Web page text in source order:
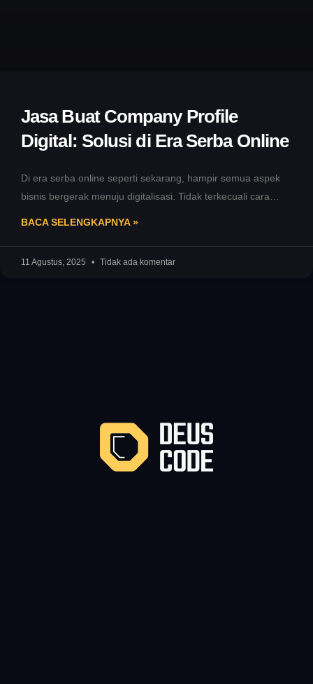
Jasa Buat Company Profile
Digital: Solusi di Era Serba Online
Di era serba online seperti sekarang, hampir semua aspek
bisnis bergerak menuju digitalisasi. Tidak terkecuali cara
BACA SELENGKAPNYA »
11 Agustus, 2025 Tidak ada komentar